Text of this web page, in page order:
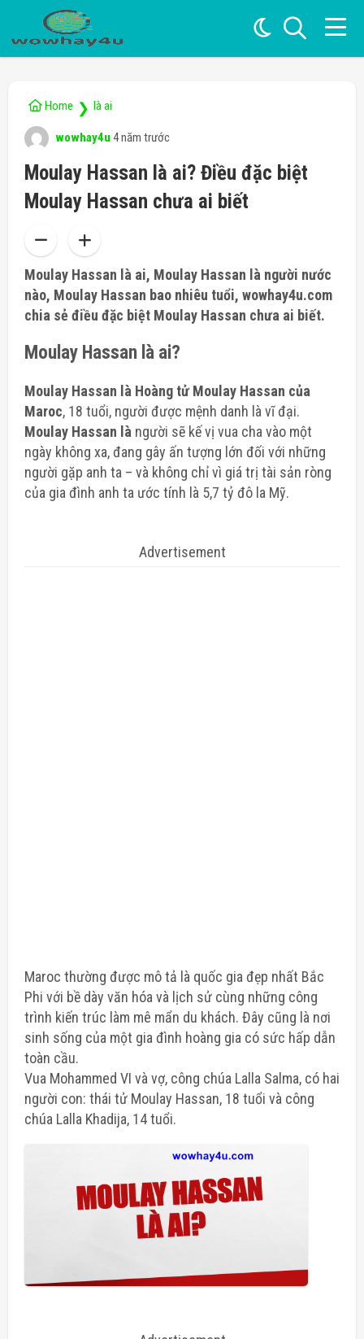
Home ❯ là ai
wowhay4u 4 năm trước
Moulay Hassan là ai? Điều đặc biệt
Moulay Hassan chưa ai biết
Moulay Hassan là ai, Moulay Hassan là người nước
nào, Moulay Hassan bao nhiêu tuổi, wowhay4u.com
chia sẻ điều đặc biệt Moulay Hassan chưa ai biết.
Moulay Hassan là ai?
Moulay Hassan là Hoàng tử Moulay Hassan của
Maroc, 18 tuổi, người được mệnh danh là vĩ đại.
Moulay Hassan là người sẽ kế vị vua cha vào một
ngày không xa, đang gây ấn tượng lớn đối với những
người gặp anh ta – và không chỉ vì giá trị tài sản ròng
của gia đình anh ta ước tính là 5,7 tỷ đô la Mỹ.
Advertisement
Maroc thường được mô tả là quốc gia đẹp nhất Bắc
Phi với bề dày văn hóa và lịch sử cùng những công
trình kiến ​​trúc làm mê mẩn du khách. Đây cũng là nơi
sinh sống của một gia đình hoàng gia có sức hấp dẫn
toàn cầu.
Vua Mohammed VI và vợ, công chúa Lalla Salma, có hai
người con: thái tử Moulay Hassan, 18 tuổi và công
chúa Lalla Khadija, 14 tuổi.